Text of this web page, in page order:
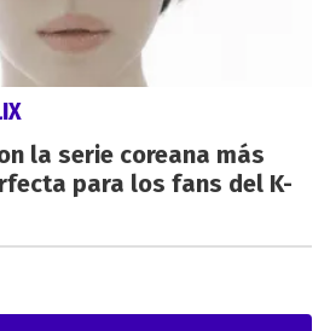
la serie coreana más
para los fans del K-